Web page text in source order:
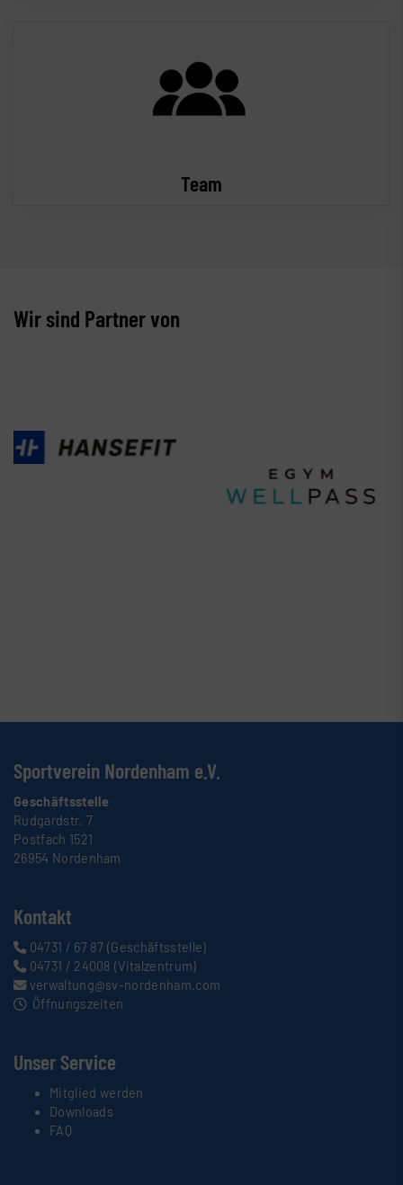
Team
Wir sind Partner von
Sportverein Nordenham e.V.
Geschäftsstelle
Rudgardstr. 7
Postfach 1521
26954 Nordenham
Kontakt
04731 / 67 87 (Geschäftsstelle)
04731 / 24008 (Vitalzentrum)
verwaltung@sv-nordenham.com
Öffnungszeiten
Unser Service
Mitglied werden
Downloads
FAQ